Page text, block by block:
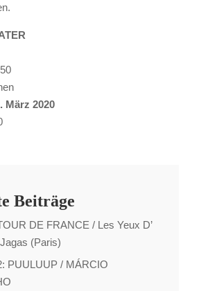
März 2020
Beiträge
DE FRANCE / Les Yeux D’
(Paris)
PUULUUP / MÁRCIO